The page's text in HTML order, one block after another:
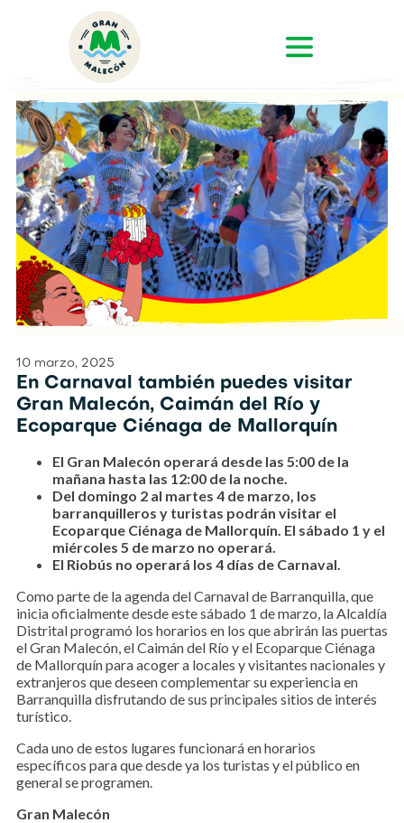
10 marzo, 2025
En Carnaval también puedes visitar
Gran Malecón, Caimán del Río y
Ecoparque Ciénaga de Mallorquín
El Gran Malecón operará desde las 5:00 de la
mañana hasta las 12:00 de la noche.
Del domingo 2 al martes 4 de marzo, los
barranquilleros y turistas podrán visitar el
Ecoparque Ciénaga de Mallorquín. El sábado 1 y el
miércoles 5 de marzo no operará.
El Riobús no operará los 4 días de Carnaval.
Como parte de la agenda del Carnaval de Barranquilla, que
inicia oficialmente desde este sábado 1 de marzo, la Alcaldía
Distrital programó los horarios en los que abrirán las puertas
el Gran Malecón, el Caimán del Río y el Ecoparque Ciénaga
de Mallorquín para acoger a locales y visitantes nacionales y
extranjeros que deseen complementar su experiencia en
Barranquilla disfrutando de sus principales sitios de interés
turístico.
Cada uno de estos lugares funcionará en horarios
específicos para que desde ya los turistas y el público en
general se programen.
Gran Malecón